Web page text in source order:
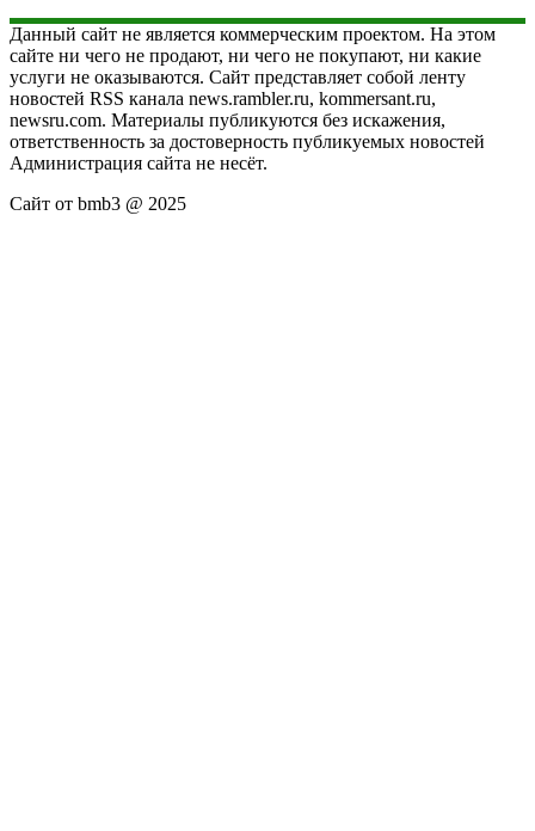
Данный сайт не является коммерческим проектом. На этом
сайте ни чего не продают, ни чего не покупают, ни какие
услуги не оказываются. Сайт представляет собой ленту
новостей RSS канала news.rambler.ru, kommersant.ru,
newsru.com. Материалы публикуются без искажения,
ответственность за достоверность публикуемых новостей
Администрация сайта не несёт.
Сайт от bmb3 @ 2025